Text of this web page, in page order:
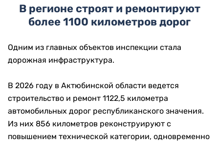
В регионе строят и ремонтируют
более 1100 километров дорог
Одним из главных объектов инспекции стала
дорожная инфраструктура.
В 2026 году в Актюбинской области ведется
строительство и ремонт 1122,5 километра
автомобильных дорог республиканского значения.
Из них 856 километров реконструируют с
повышением технической категории, одновременно